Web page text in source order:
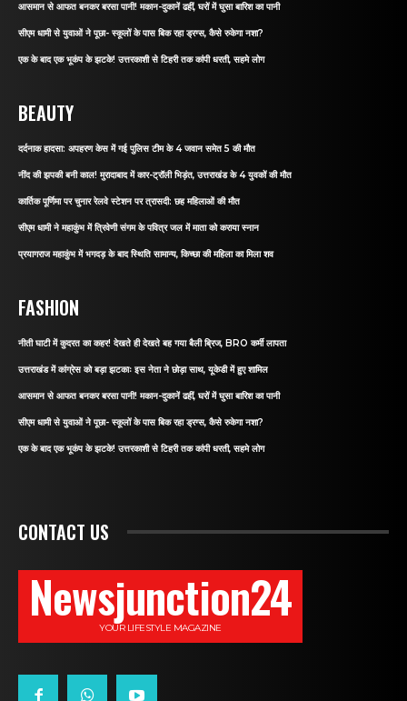
आसमान से आफत बनकर बरसा पानी! मकान-दुकानें ढहीं, घरों में घुसा बारिश का पानी
सीएम धामी से युवाओं ने पूछा- स्कूलों के पास बिक रहा ड्रग्स, कैसे रुकेगा नशा?
एक के बाद एक भूकंप के झटके! उत्तरकाशी से टिहरी तक कांपी धरती, सहमे लोग
BEAUTY
दर्दनाक हादसा: अपहरण केस में गई पुलिस टीम के 4 जवान समेत 5 की मौत
नींद की झपकी बनी काल! मुरादाबाद में कार-ट्रॉली भिड़ंत, उत्तराखंड के 4 युवकों की मौत
कार्तिक पूर्णिमा पर चुनार रेलवे स्टेशन पर त्रासदी: छह महिलाओं की मौत
सीएम धामी ने महाकुंभ में त्रिवेणी संगम के पवित्र जल में माता को कराया स्नान
प्रयागराज महाकुंभ में भगदड़ के बाद स्थिति सामान्य, किच्छा की महिला का मिला शव
FASHION
नीती घाटी में कुदरत का कहर! देखते ही देखते बह गया बैली ब्रिज, BRO कर्मी लापता
उत्तराखंड में कांग्रेस को बड़ा झटकाः इस नेता ने छोड़ा साथ, यूकेडी में हुए शामिल
आसमान से आफत बनकर बरसा पानी! मकान-दुकानें ढहीं, घरों में घुसा बारिश का पानी
सीएम धामी से युवाओं ने पूछा- स्कूलों के पास बिक रहा ड्रग्स, कैसे रुकेगा नशा?
एक के बाद एक भूकंप के झटके! उत्तरकाशी से टिहरी तक कांपी धरती, सहमे लोग
CONTACT US
Newsjunction24
YOUR LIFESTYLE MAGAZINE